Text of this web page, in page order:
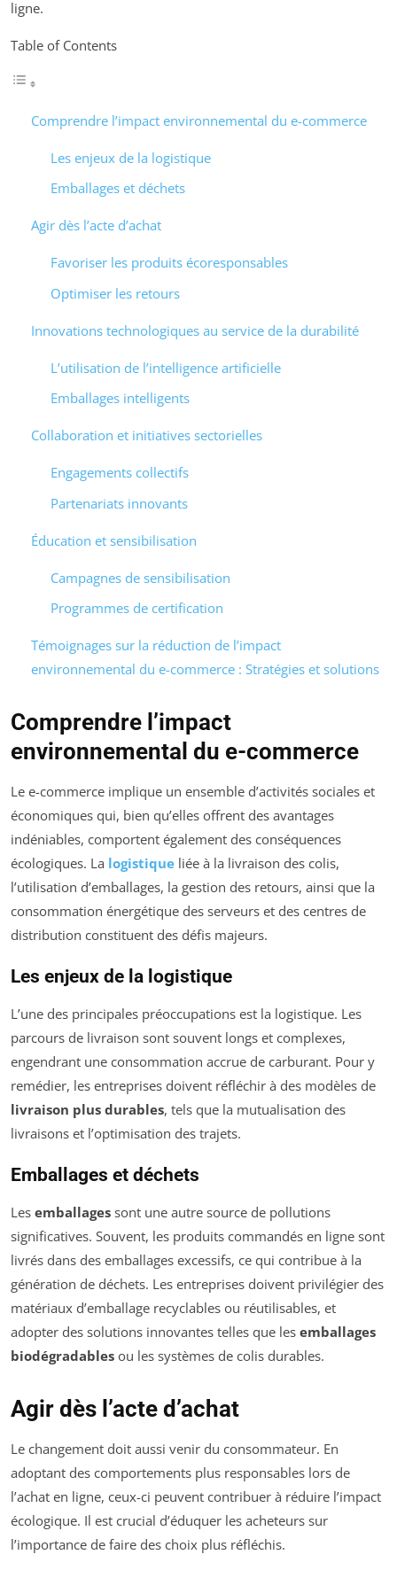
ligne.
Table of Contents
Comprendre l’impact environnemental du e-commerce
Les enjeux de la logistique
Emballages et déchets
Agir dès l’acte d’achat
Favoriser les produits écoresponsables
Optimiser les retours
Innovations technologiques au service de la durabilité
L’utilisation de l’intelligence artificielle
Emballages intelligents
Collaboration et initiatives sectorielles
Engagements collectifs
Partenariats innovants
Éducation et sensibilisation
Campagnes de sensibilisation
Programmes de certification
Témoignages sur la réduction de l’impact
environnemental du e-commerce : Stratégies et solutions
Comprendre l’impact
environnemental du e-commerce
Le e-commerce implique un ensemble d’activités sociales et
économiques qui, bien qu’elles offrent des avantages
indéniables, comportent également des conséquences
écologiques. La logistique liée à la livraison des colis,
l’utilisation d’emballages, la gestion des retours, ainsi que la
consommation énergétique des serveurs et des centres de
distribution constituent des défis majeurs.
Les enjeux de la logistique
L’une des principales préoccupations est la logistique. Les
parcours de livraison sont souvent longs et complexes,
engendrant une consommation accrue de carburant. Pour y
remédier, les entreprises doivent réfléchir à des modèles de
livraison plus durables, tels que la mutualisation des
livraisons et l’optimisation des trajets.
Emballages et déchets
Les emballages sont une autre source de pollutions
significatives. Souvent, les produits commandés en ligne sont
livrés dans des emballages excessifs, ce qui contribue à la
génération de déchets. Les entreprises doivent privilégier des
matériaux d’emballage recyclables ou réutilisables, et
adopter des solutions innovantes telles que les emballages
biodégradables ou les systèmes de colis durables.
Agir dès l’acte d’achat
Le changement doit aussi venir du consommateur. En
adoptant des comportements plus responsables lors de
l’achat en ligne, ceux-ci peuvent contribuer à réduire l’impact
écologique. Il est crucial d’éduquer les acheteurs sur
l’importance de faire des choix plus réfléchis.